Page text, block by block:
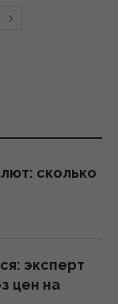
сколько
эксперт
цен на